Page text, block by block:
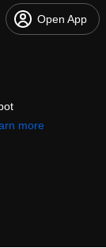
Open App
more